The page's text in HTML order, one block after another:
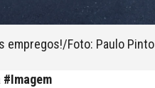
empregos!/Foto: Paulo Pinto
#Imagem